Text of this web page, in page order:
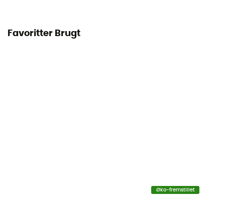
Favoritter Brugt
Øko-fremstillet